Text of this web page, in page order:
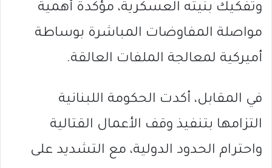
وتفكيك بنيته العسكرية، مؤكدة أهمية
مواصلة المفاوضات المباشرة بوساطة
أميركية لمعالجة الملفات العالقة.
في المقابل، أكدت الحكومة اللبنانية
التزامها بتنفيذ وقف الأعمال القتالية
واحترام الحدود الدولية، مع التشديد على